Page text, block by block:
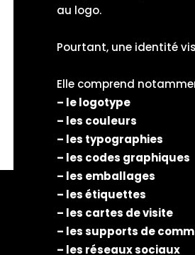
au logo.
Pourtant, une identité
Elle comprend
– le logotype
– les couleurs
– les typographies
– les codes graphiques
– les emballages
– les étiquettes
– les cartes de visite
– les supports de
– les réseaux sociaux